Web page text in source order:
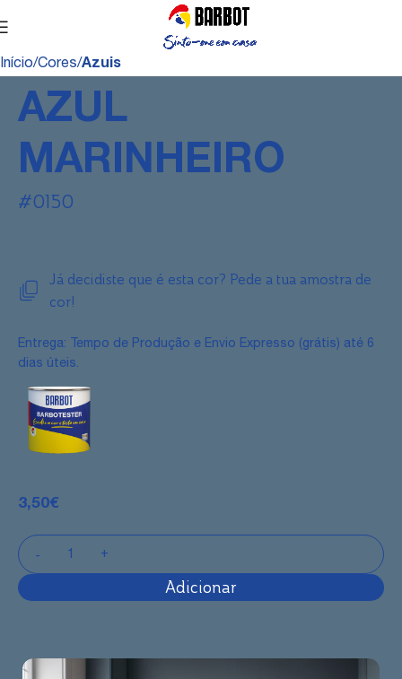
Início Cores Azuis
AZUL
MARINHEIRO
#0150
Já decidiste que é esta cor? Pede a tua amostra de
cor!
Entrega: Tempo de Produção e Envio Expresso (grátis) até 6
dias úteis.
3,50€
Adicionar